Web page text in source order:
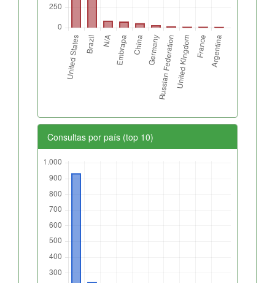
Consultas por país (top 10)